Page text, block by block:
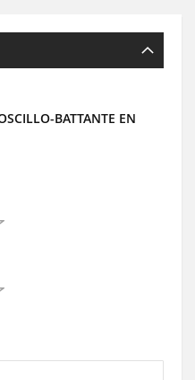
BATTANTE EN